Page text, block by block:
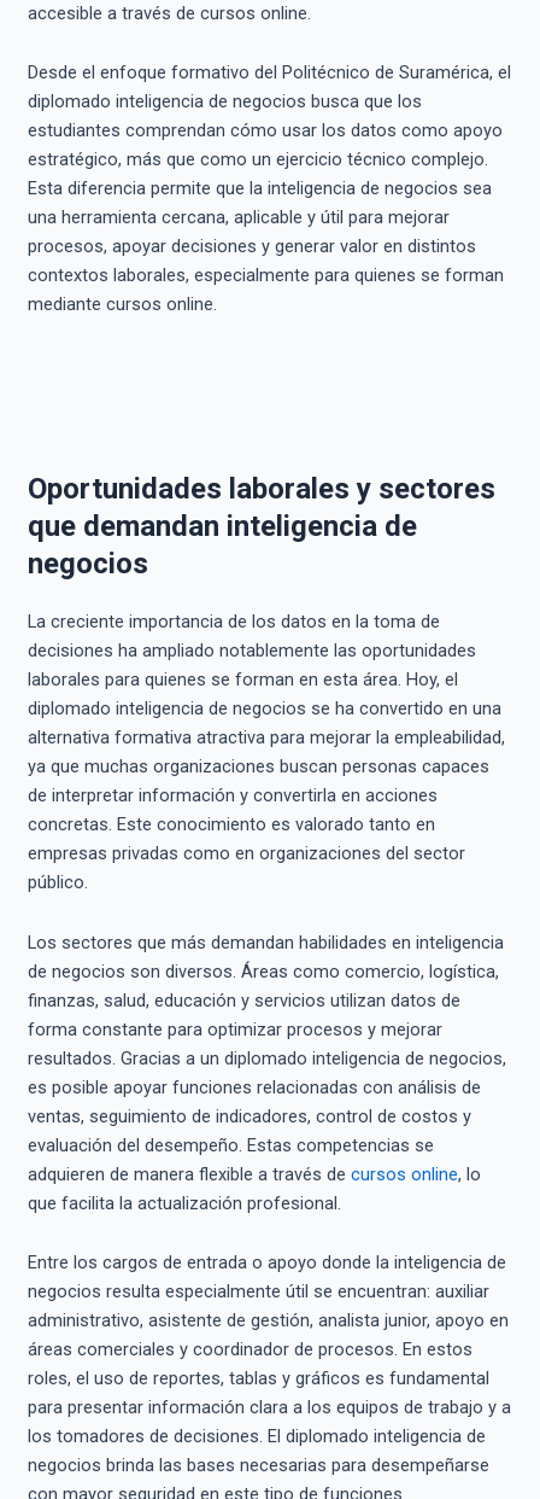
accesible a través de cursos online.
Desde el enfoque formativo del Politécnico de Suramérica, el
diplomado inteligencia de negocios busca que los
estudiantes comprendan cómo usar los datos como apoyo
estratégico, más que como un ejercicio técnico complejo.
Esta diferencia permite que la inteligencia de negocios sea
una herramienta cercana, aplicable y útil para mejorar
procesos, apoyar decisiones y generar valor en distintos
contextos laborales, especialmente para quienes se forman
mediante cursos online.
Oportunidades laborales y sectores
que demandan inteligencia de
negocios
La creciente importancia de los datos en la toma de
decisiones ha ampliado notablemente las oportunidades
laborales para quienes se forman en esta área. Hoy, el
diplomado inteligencia de negocios se ha convertido en una
alternativa formativa atractiva para mejorar la empleabilidad,
ya que muchas organizaciones buscan personas capaces
de interpretar información y convertirla en acciones
concretas. Este conocimiento es valorado tanto en
empresas privadas como en organizaciones del sector
público.
Los sectores que más demandan habilidades en inteligencia
de negocios son diversos. Áreas como comercio, logística,
finanzas, salud, educación y servicios utilizan datos de
forma constante para optimizar procesos y mejorar
resultados. Gracias a un diplomado inteligencia de negocios,
es posible apoyar funciones relacionadas con análisis de
ventas, seguimiento de indicadores, control de costos y
evaluación del desempeño. Estas competencias se
adquieren de manera flexible a través de cursos online, lo
que facilita la actualización profesional.
Entre los cargos de entrada o apoyo donde la inteligencia de
negocios resulta especialmente útil se encuentran: auxiliar
administrativo, asistente de gestión, analista junior, apoyo en
áreas comerciales y coordinador de procesos. En estos
roles, el uso de reportes, tablas y gráficos es fundamental
para presentar información clara a los equipos de trabajo y a
los tomadores de decisiones. El diplomado inteligencia de
negocios brinda las bases necesarias para desempeñarse
con mayor seguridad en este tipo de funciones.